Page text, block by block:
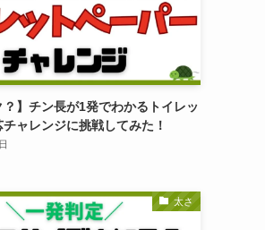
？】チン長が1発でわかるトイレッ
チャレンジに挑戦してみた！
太さ